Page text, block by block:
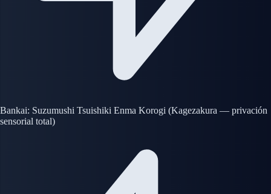
Bankai: Suzumushi Tsuishiki Enma Korogi (Kagezakura — privación
sensorial total)